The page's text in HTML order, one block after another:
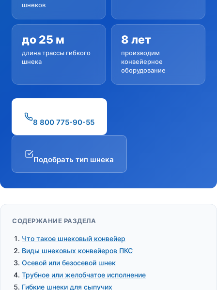
шнеков
до 25 м
длина трассы гибкого
шнека
8 лет
производим
конвейерное
оборудование
8 800 775-90-55
Подобрать тип шнека
СОДЕРЖАНИЕ РАЗДЕЛА
Что такое шнековый конвейер
Виды шнековых конвейеров ПКС
Осевой или безосевой шнек
Трубное или желобчатое исполнение
Гибкие шнеки для сыпучих